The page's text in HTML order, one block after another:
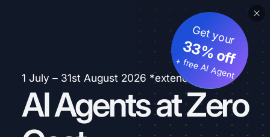
1 July – 31st August 2026 *extended
AI Agents at Zero
Get your
33% off
+ free AI Agent